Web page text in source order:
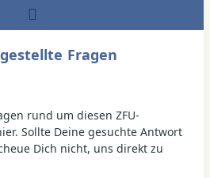
Fragen
rund um diesen ZFU-
Sollte Deine gesuchte Antwort
Dich nicht, uns direkt zu